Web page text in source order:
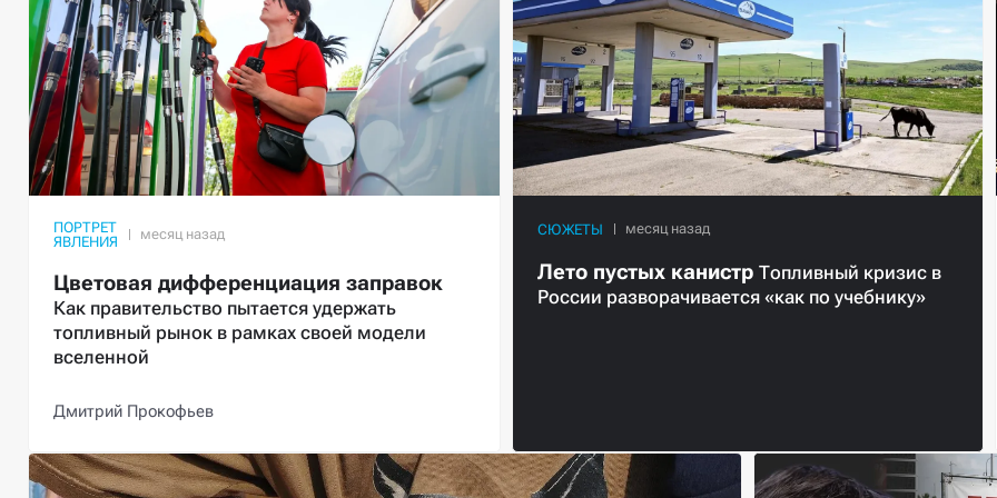
ПОРТРЕТ
ЯВЛЕНИЯ
Цветовая дифференциация заправок
Как правительство пытается удержать
топливный рынок в рамках своей модели
вселенной
Дмитрий Прокофьев
СЮЖЕТЫ
Лето пустых канистр Топливный кризис в
России разворачивается «как по учебнику»